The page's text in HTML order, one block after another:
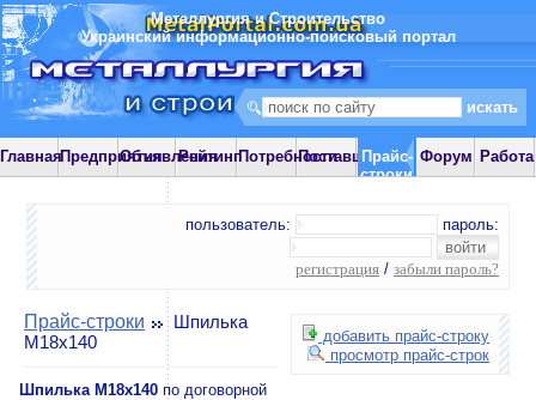
Металлургия и Строительство
Украинский информационно-поисковый портал
ГлавнаяПредприятияОбъявления
РейтингПотребностиПоставщики
Прайс-
строки
Форум Работа
пользователь: пароль:
регистрация / забыли пароль?
добавить прайс-строку
просмотр прайс-строк
Прайс-строки
Шпилька
М18х140
Шпилька М18х140 по договорной